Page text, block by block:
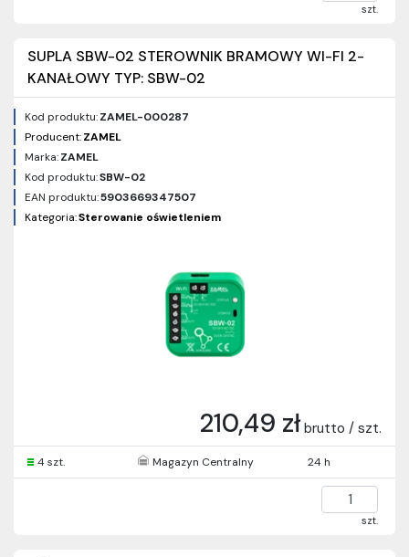
szt.
SUPLA SBW-02 STEROWNIK BRAMOWY WI-FI 2-
KANAŁOWY TYP: SBW-02
Kod produktu:ZAMEL-000287
Producent:ZAMEL
Marka:ZAMEL
Kod produktu:SBW-02
EAN produktu:5903669347507
Kategoria:Sterowanie oświetleniem
210,49 zł brutto / szt.
4 szt. Magazyn Centralny 24 h
szt.